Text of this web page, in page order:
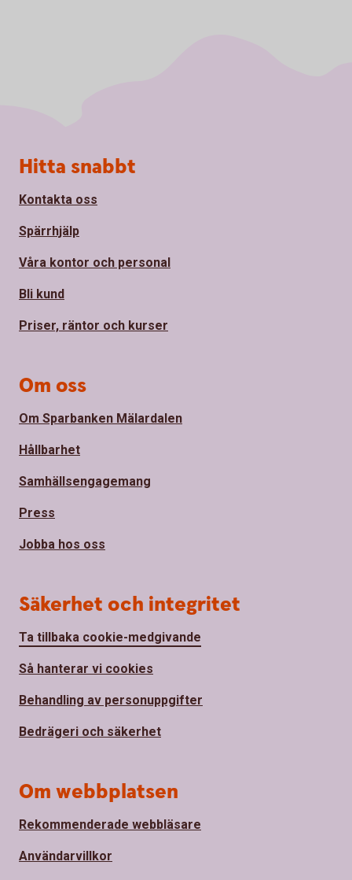
Sidfot
Hitta snabbt
Kontakta oss
Spärrhjälp
Våra kontor och personal
Bli kund
Priser, räntor och kurser
Om oss
Om Sparbanken Mälardalen
Hållbarhet
Samhällsengagemang
Press
Jobba hos oss
Säkerhet och integritet
Ta tillbaka cookie-medgivande
Så hanterar vi cookies
Behandling av personuppgifter
Bedrägeri och säkerhet
Om webbplatsen
Rekommenderade webbläsare
Användarvillkor